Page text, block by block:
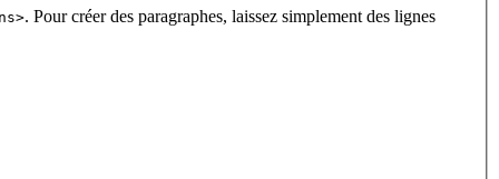
. Pour créer des paragraphes, laissez simplement des lignes